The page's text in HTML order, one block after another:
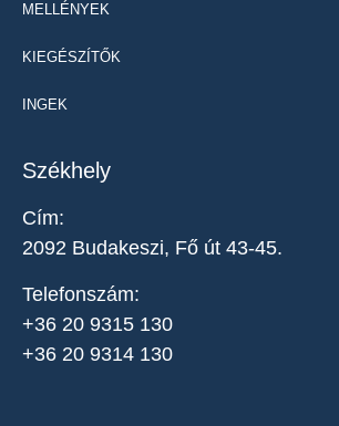
MELLÉNYEK
KIEGÉSZÍTŐK
INGEK
Székhely
Cím:
2092 Budakeszi, Fő út 43-45.
Telefonszám:
+36 20 9315 130
+36 20 9314 130